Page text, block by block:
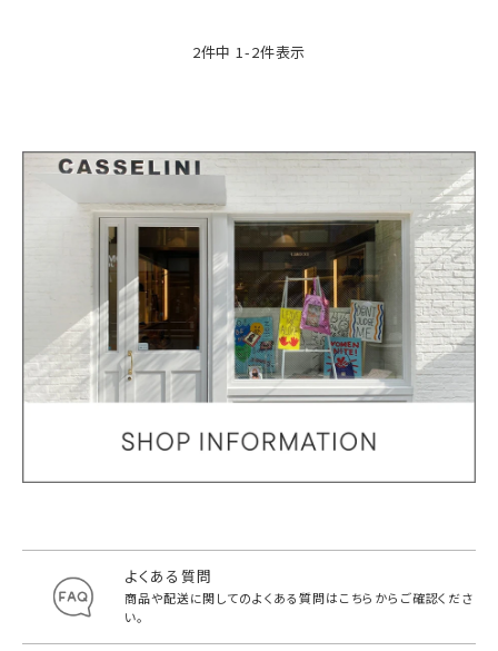
2件中 1-2件表示
よくある質問
商品や配送に関してのよくある質問はこちらからご確認くださ
い。